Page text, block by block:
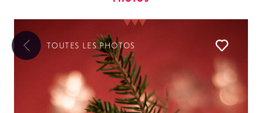
TOUTES LESPHOTOS